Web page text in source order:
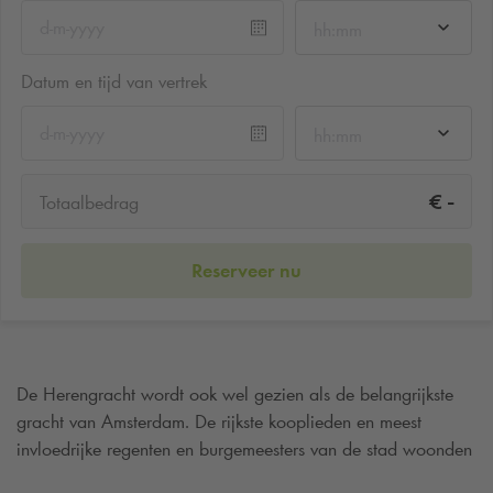
Datum en tijd van vertrek
Totaalbedrag € -
Reserveer nu
De Herengracht wordt ook wel gezien als de belangrijkste
gracht van Amsterdam. De rijkste kooplieden en meest
invloedrijke regenten en burgemeesters van de stad woonden